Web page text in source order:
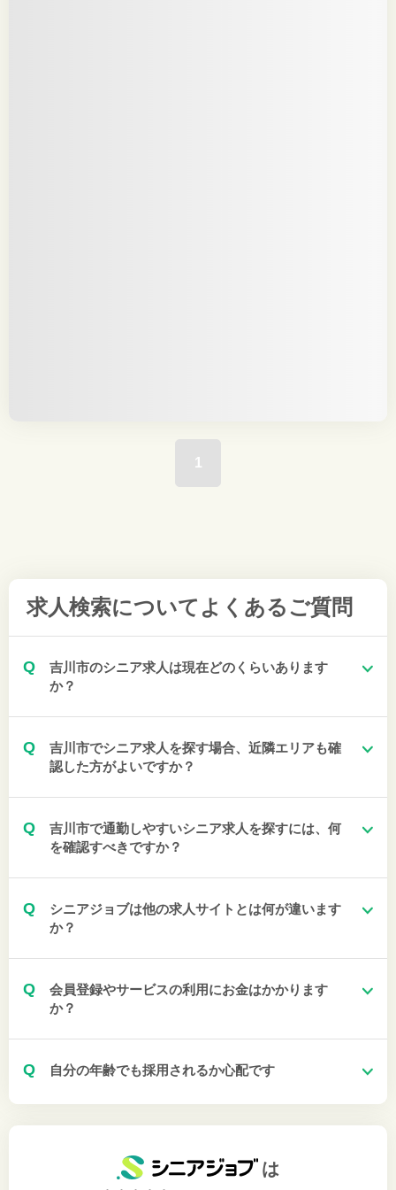
1
求人検索について よくあるご質問
Q
吉川市のシニア求人は現在どのくらいあります
か？
Q
吉川市でシニア求人を探す場合、近隣エリアも確
認した方がよいですか？
Q
吉川市で通勤しやすいシニア求人を探すには、何
を確認すべきですか？
Q
シニアジョブは他の求人サイトとは何が違います
か？
Q
会員登録やサービスの利用にお金はかかります
か？
Q 自分の年齢でも採用されるか心配です
は